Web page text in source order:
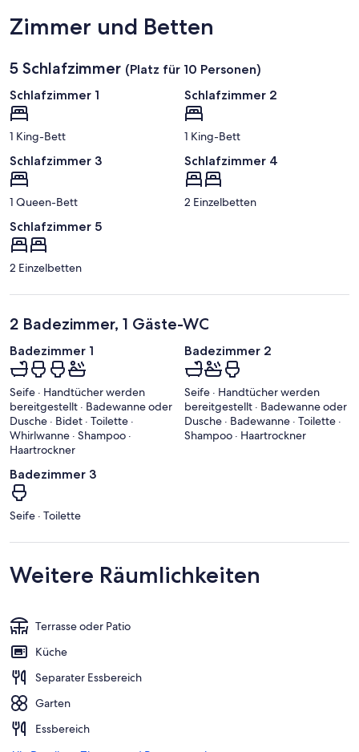
Zimmer und Betten
5 Schlafzimmer (Platz für 10 Personen)
Schlafzimmer 1
1 King-Bett
Schlafzimmer 2
1 King-Bett
Schlafzimmer 3
1 Queen-Bett
Schlafzimmer 4
2 Einzelbetten
Schlafzimmer 5
2 Einzelbetten
2 Badezimmer, 1 Gäste-WC
Badezimmer 1
Seife · Handtücher werden
bereitgestellt · Badewanne oder
Dusche · Bidet · Toilette ·
Whirlwanne · Shampoo ·
Haartrockner
Badezimmer 2
Seife · Handtücher werden
bereitgestellt · Badewanne oder
Dusche · Badewanne · Toilette ·
Shampoo · Haartrockner
Badezimmer 3
Seife · Toilette
Weitere Räumlichkeiten
Terrasse oder Patio
Küche
Separater Essbereich
Garten
Essbereich